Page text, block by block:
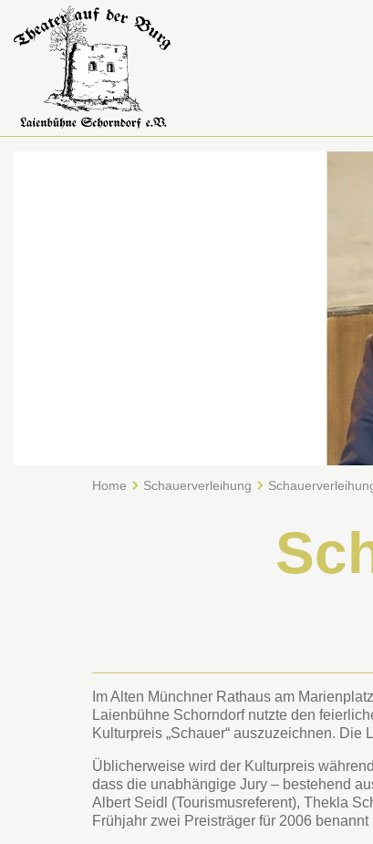
Home Schauerverleihung
Im Alten Münchner Rathaus am
Laienbühne Schorndorf nutzte den
Kulturpreis „Schauer“ auszuzeichnen. Die
Üblicherweise wird der Kulturpreis
dass die unabhängige Jury – bestehend
Albert Seidl (Tourismusreferent), Thekla
Frühjahr zwei Preisträger für 2006